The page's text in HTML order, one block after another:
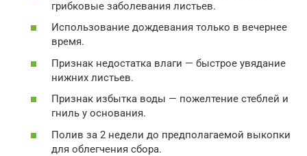
грибковые заболевания листьев.
Использование дождевания только в вечернее
время.
Признак недостатка влаги — быстрое увядание
нижних листьев.
Признак избытка воды — пожелтение стеблей и
гниль у основания.
Полив за 2 недели до предполагаемой выкопки
для облегчения сбора.